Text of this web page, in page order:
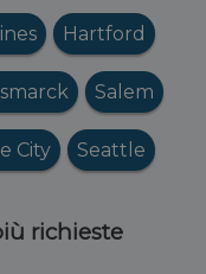
Hartford
Salem
City Seattle
richieste